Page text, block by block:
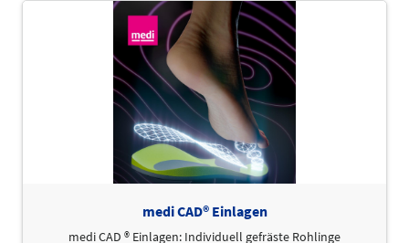
medi CAD® Einlagen
medi CAD ® Einlagen: Individuell gefräste Rohlinge